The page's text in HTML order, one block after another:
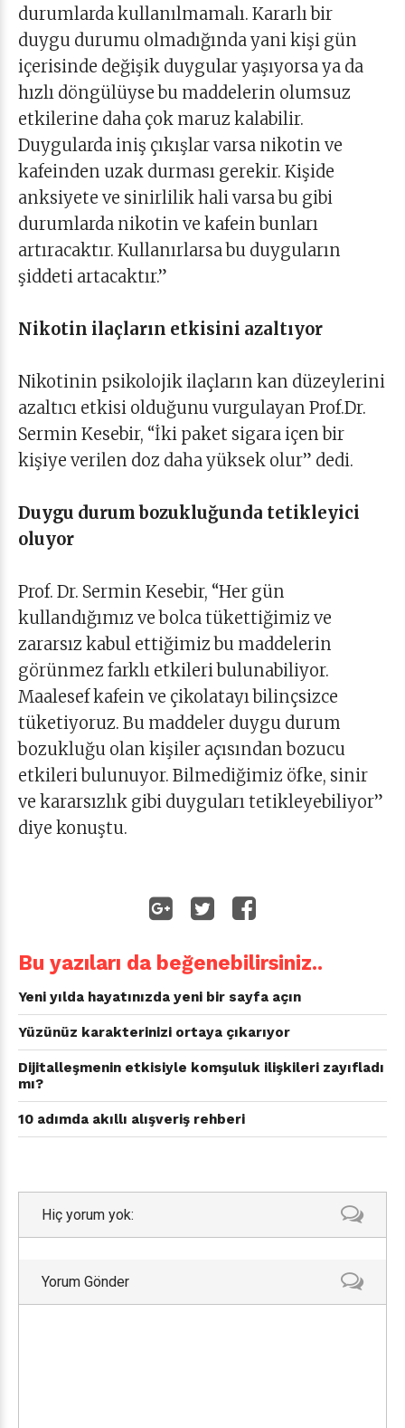
durumlarda kullanılmamalı. Kararlı bir
duygu durumu olmadığında yani kişi gün
içerisinde değişik duygular yaşıyorsa ya da
hızlı döngülüyse bu maddelerin olumsuz
etkilerine daha çok maruz kalabilir.
Duygularda iniş çıkışlar varsa nikotin ve
kafeinden uzak durması gerekir. Kişide
anksiyete ve sinirlilik hali varsa bu gibi
durumlarda nikotin ve kafein bunları
artıracaktır. Kullanırlarsa bu duyguların
şiddeti artacaktır.”
Nikotin ilaçların etkisini azaltıyor
Nikotinin psikolojik ilaçların kan düzeylerini
azaltıcı etkisi olduğunu vurgulayan Prof.Dr.
Sermin Kesebir, “İki paket sigara içen bir
kişiye verilen doz daha yüksek olur” dedi.
Duygu durum bozukluğunda tetikleyici
oluyor
Prof. Dr. Sermin Kesebir, “Her gün
kullandığımız ve bolca tükettiğimiz ve
zararsız kabul ettiğimiz bu maddelerin
görünmez farklı etkileri bulunabiliyor.
Maalesef kafein ve çikolatayı bilinçsizce
tüketiyoruz. Bu maddeler duygu durum
bozukluğu olan kişiler açısından bozucu
etkileri bulunuyor. Bilmediğimiz öfke, sinir
ve kararsızlık gibi duyguları tetikleyebiliyor”
diye konuştu.
Bu yazıları da beğenebilirsiniz..
Yeni yılda hayatınızda yeni bir sayfa açın
Yüzünüz karakterinizi ortaya çıkarıyor
Dijitalleşmenin etkisiyle komşuluk ilişkileri zayıfladı
mı?
10 adımda akıllı alışveriş rehberi
Hiç yorum yok:
Yorum Gönder